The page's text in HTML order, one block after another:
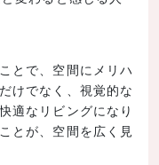
とで、空間にメリハ
けでなく、視覚的な
適なリビングになり
とが、空間を広く見